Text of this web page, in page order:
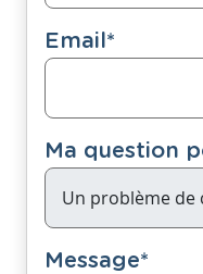
Email*
Ma question
Message*